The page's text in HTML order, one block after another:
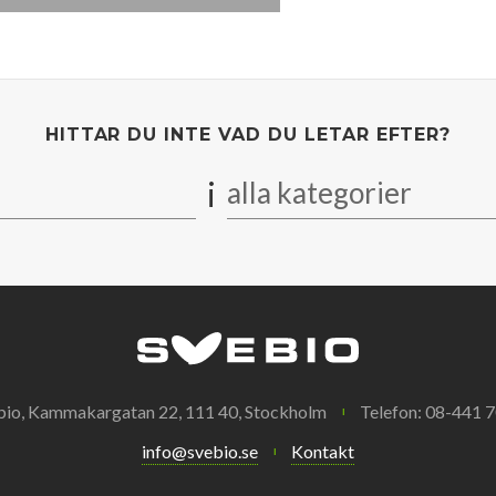
HITTAR DU INTE VAD DU LETAR EFTER?
i alla kategorier
Kammakargatan 22, 111 40, Stockholm
Telefon: 08-441
info@svebio.se
Kontakt